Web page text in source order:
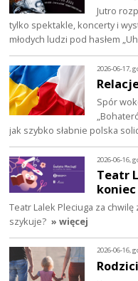
Jutro
tylko spektakle, koncerty i
młodych ludzi pod hasłem
2026-06-17,
Spór
jak szybko słabnie polska
2026-06-16,
Teatr
Teatr Lalek Pleciuga za
szykuje? » więcej
2026-06-16,